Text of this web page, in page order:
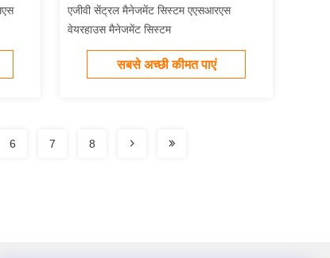
एजीवी सेंट्रल मैनेजमेंट सिस्टम एएसआरएस
वेयरहाउस मैनेजमेंट सिस्टम
सबसे अच्छी कीमत पाएं
6 7 8